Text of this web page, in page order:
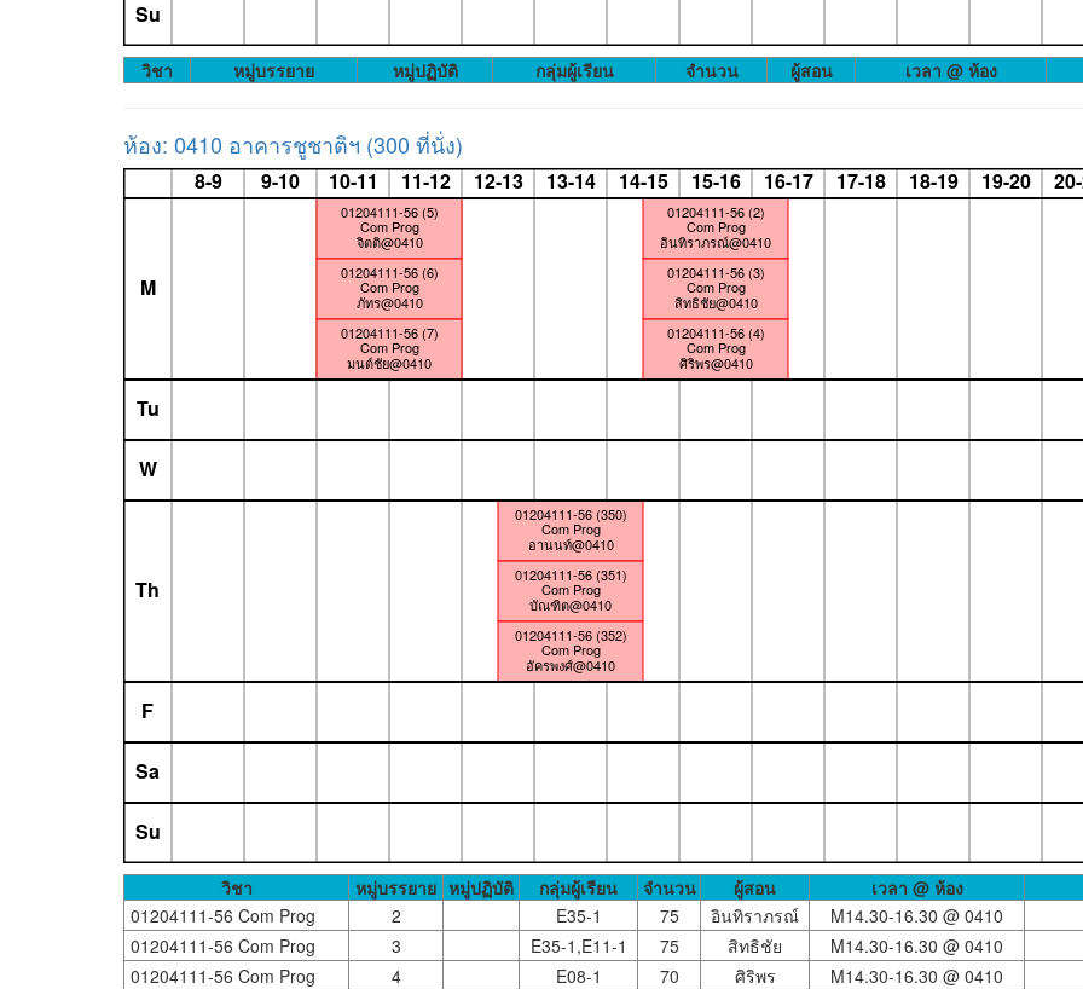
Su
วิชา หมู่บรรยาย หมู่ปฏิบัติ กลุ่มผู้เรียน จำนวน ผู้สอน เวลา @ ห้อง
ห้อง: 0410 อาคารชูชาติฯ (300 ที่นั่ง)
8-9 9-10 10-11 11-12 12-13 13-14 14-15 15-16 16-17 17-18 18-19 19-20
01204111-56 (2)
Com Prog
อินทิราภรณ์@0410
01204111-56 (3)
Com Prog
สิทธิชัย@0410
01204111-56 (4)
Com Prog
ศิริพร@0410
01204111-56 (5)
Com Prog
จิตติ@0410
01204111-56 (6)
Com Prog
ภัทร@0410
01204111-56 (7)
Com Prog
มนต์ชัย@0410
01204111-56 (350)
Com Prog
อานนท์@0410
01204111-56 (351)
Com Prog
บัณฑิต@0410
01204111-56 (352)
Com Prog
อัครพงศ์@0410
M
Tu
W
Th
F
Sa
Su
วิชา หมู่บรรยาย หมู่ปฏิบัติ กลุ่มผู้เรียน จำนวน ผู้สอน
เวลา @ ห้อง
01204111-56 Com Prog
2 E35-1 75 อินทิราภรณ์ M14.30-16.30 @ 0410
01204111-56 Com Prog
3 E35-1,E11-1 75 สิทธิชัย M14.30-16.30 @ 0410
01204111-56 Com Prog
4 E08-1 70 ศิริพร M14.30-16.30 @ 0410